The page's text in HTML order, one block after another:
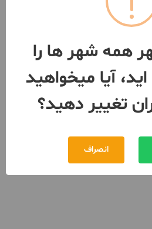
همه شهر ها را
آیا میخواهید
تغییر دهید؟
انصراف